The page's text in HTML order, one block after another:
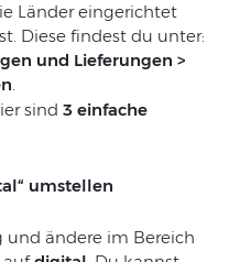
Länder eingerichtet
Diese findest du unter:
und Lieferungen >
.
sind 3 einfache
umstellen
ändere im Bereich